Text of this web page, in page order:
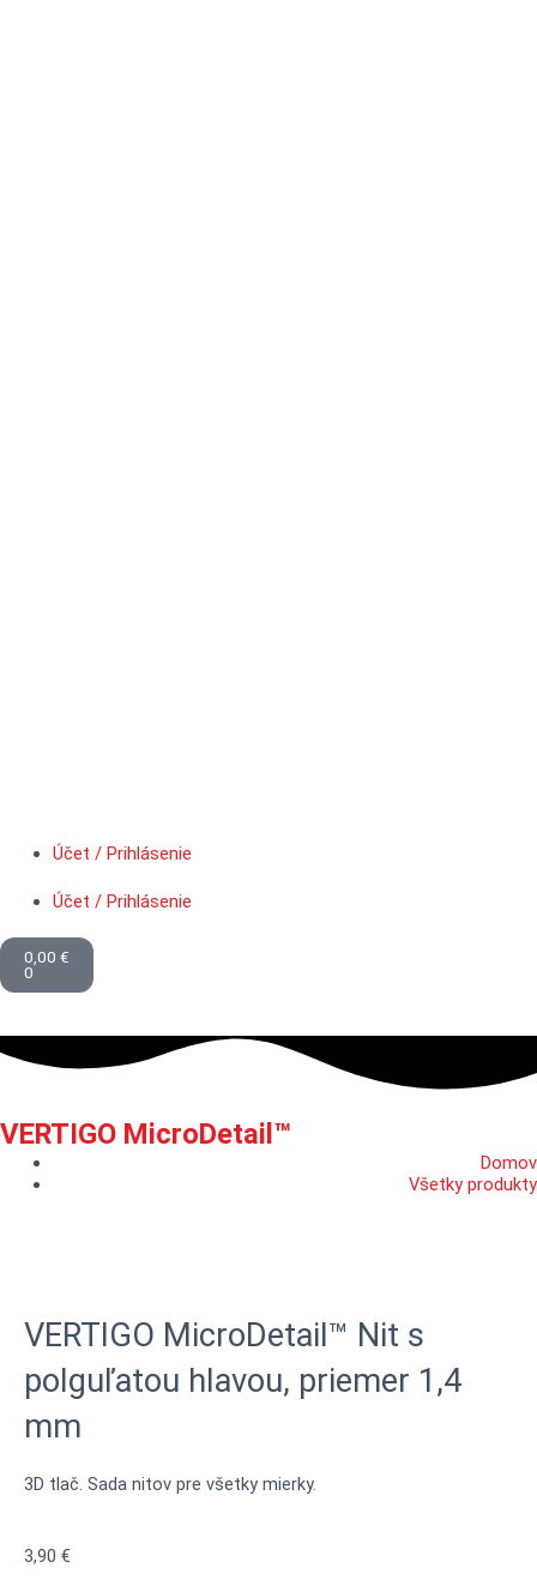
Účet / Prihlásenie
Účet / Prihlásenie
0,00 €
0
Cart
VERTIGO MicroDetail™
Domov
Všetky produkty
VERTIGO MicroDetail™ Nit s
polguľatou hlavou, priemer 1,4
mm
3D tlač. Sada nitov pre všetky mierky.
3,90 €